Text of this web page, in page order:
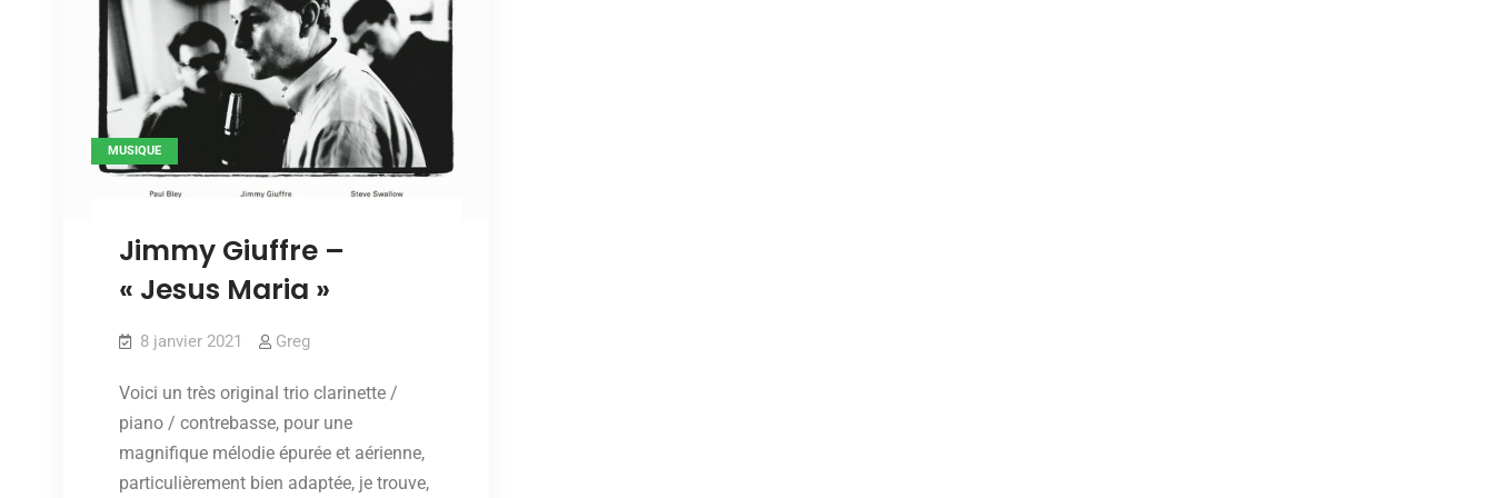
MUSIQUE
Jimmy Giuffre –
« Jesus Maria »
8 janvier 2021 Greg
Voici un très original trio clarinette /
piano / contrebasse, pour une
magnifique mélodie épurée et aérienne,
particulièrement bien adaptée, je trouve,